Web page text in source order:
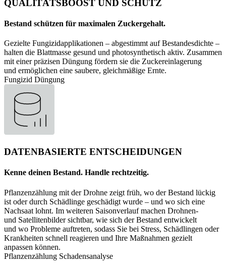
QUALITÄTSBOOST UND SCHUTZ
Bestand schützen für maximalen Zuckergehalt.
Gezielte Fungizidapplikationen – abgestimmt auf Bestandesdichte –
halten die Blattmasse gesund und photosynthetisch aktiv. Zusammen
mit einer präzisen Düngung fördern sie die Zuckereinlagerung
und ermöglichen eine saubere, gleichmäßige Ernte.
Fungizid Düngung
DATENBASIERTE ENTSCHEIDUNGEN
Kenne deinen Bestand. Handle rechtzeitig.
Pflanzenzählung mit der Drohne zeigt früh, wo der Bestand lückig
ist oder durch Schädlinge geschädigt wurde – und wo sich eine
Nachsaat lohnt. Im weiteren Saisonverlauf machen Drohnen-
und Satellitenbilder sichtbar, wie sich der Bestand entwickelt
und wo Probleme auftreten, sodass Sie bei Stress, Schädlingen oder
Krankheiten schnell reagieren und Ihre Maßnahmen gezielt
anpassen können.
Pflanzenzählung Schadensanalyse